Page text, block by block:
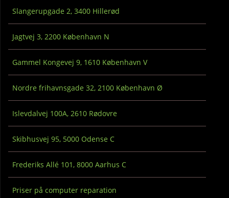
Slangerupgade 2, 3400 Hillerød
Jagtvej 3, 2200 København N
Gammel Kongevej 9, 1610 København V
Nordre frihavnsgade 32, 2100 København Ø
Islevdalvej 100A, 2610 Rødovre
Skibhusvej 95, 5000 Odense C
Frederiks Allé 101, 8000 Aarhus C
Priser på computer reparation